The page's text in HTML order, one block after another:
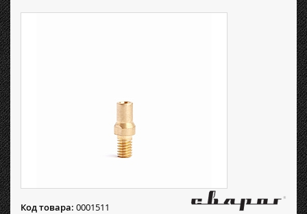
Код товара: 0001511